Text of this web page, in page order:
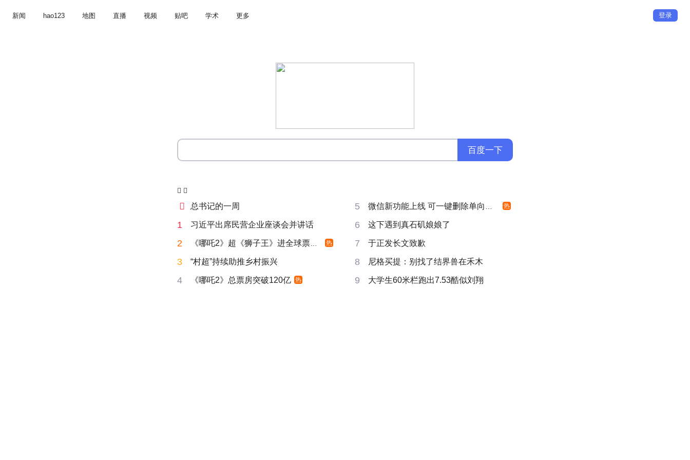
新闻 hao123 地图 直播 视频 贴吧 学术 更多 登录
 
 总书记的一周 5 微信新功能上线 可一键删除单向好友 热
1 习近平出席民营企业座谈会并讲话 6 这下遇到真石矶娘娘了
2 《哪吒2》超《狮子王》进全球票房前10 热 7 于正发长文致歉
3 “村超”持续助推乡村振兴 8 尼格买提：别找了结界兽在禾木
4 《哪吒2》总票房突破120亿 热 9 大学生60米栏跑出7.53酷似刘翔